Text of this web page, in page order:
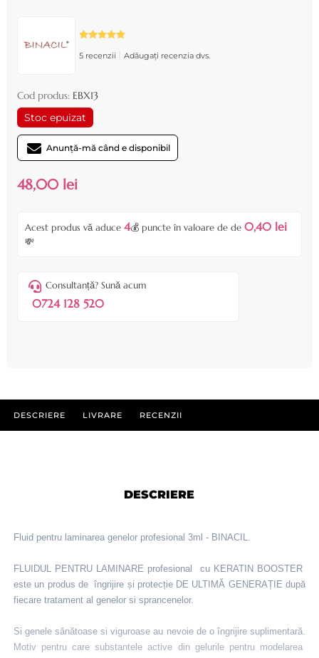
5 recenzii Adăugați recenzia dvs.
Cod produs: EBX13
Stoc epuizat
Anunță-mă când e disponibil
48,00 lei
Acest produs vă aduce 4💰 puncte în valoare de de 0,40 lei
💸
Consultanță? Sună acum
0724 128 520
DESCRIERE LIVRARE RECENZII
DESCRIERE
Fluid pentru laminarea genelor profesional 3ml - BINACIL.
FLUIDUL PENTRU LAMINARE profesional cu KERATIN BOOSTER
este un produs de îngrijire și protecție DE ULTIMĂ GENERAȚIE după
fiecare tratament al genelor si sprancenelor.
Si genele sănătoase si viguroase au nevoie de o îngrijire suplimentară.
Motiv pentru care substantele active din gelurile pentru modelarea